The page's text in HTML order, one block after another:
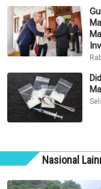
Nasional